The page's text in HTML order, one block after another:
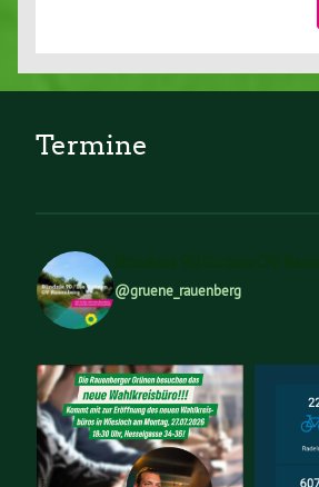
Termine
@gruene_rauenberg